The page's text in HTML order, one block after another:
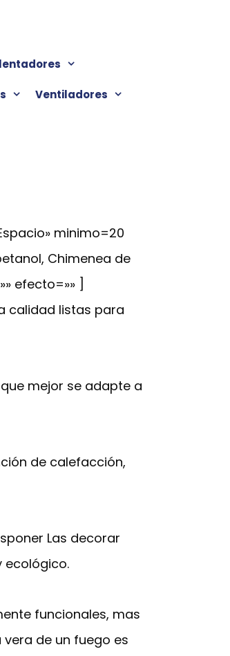
Ventiladores
minimo=20
Chimenea de
efecto=»» ]
calidad listas para
mejor se adapte a
de calefacción,
Las decorar
ecológico.
funcionales, mas
de un fuego es